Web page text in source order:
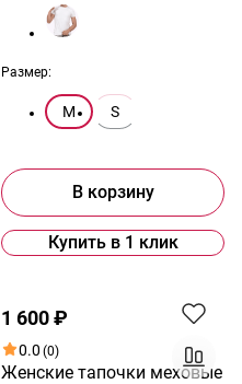
Размер:
M S
В корзину
Купить в 1 клик
1 600 ₽
0.0 (0)
Женские тапочки меховые